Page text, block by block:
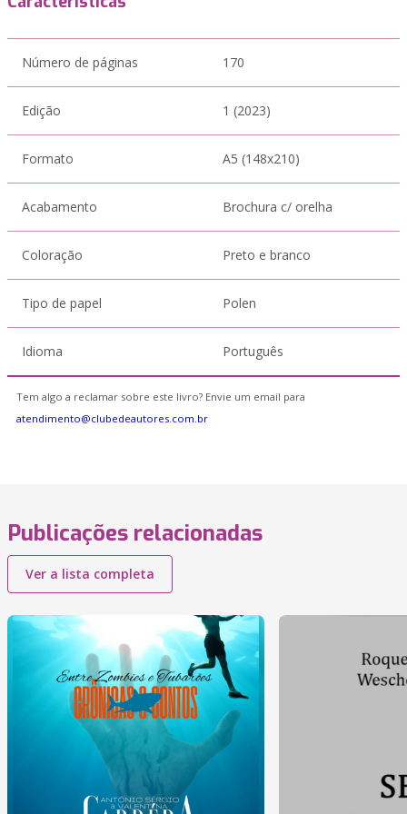
Número de páginas 170
Edição 1 (2023)
Formato A5 (148x210)
Acabamento Brochura c/ orelha
Coloração Preto e branco
Tipo de papel Polen
Idioma Português
Tem algo a reclamar sobre este livro? Envie um email para
atendimento@clubedeautores.com.br
Publicações relacionadas
Ver a lista completa